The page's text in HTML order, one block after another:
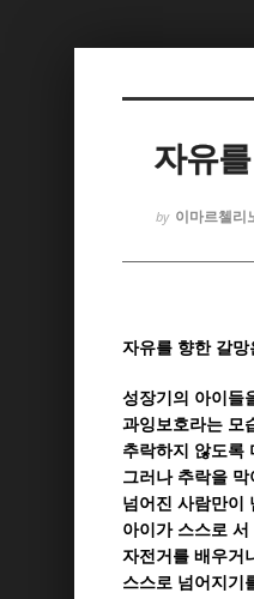
자유
by 이마르첼리
자유를 향한 갈
성장기의 아이들
과잉보호라는 모
추락하지 않도록
그러나 추락을
넘어진 사람만이
아이가 스스로
자전거를 배우거
스스로 넘어지기